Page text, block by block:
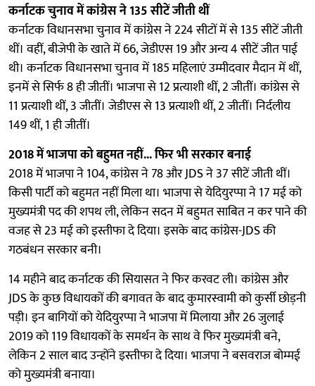
कर्नाटक चुनाव में कांग्रेस ने 135 सीटें जीती थीं
कर्नाटक विधानसभा चुनाव में कांग्रेस ने 224 सीटों में से 135 सीटें जीती
थीं। वहीं, बीजेपी के खाते में 66, जेडीएस 19 और अन्य 4 सीटें जीत पाई
थी। कर्नाटक विधानसभा चुनाव में 185 महिलाएं उम्मीदवार मैदान में थीं,
इनमें से सिर्फ 8 ही जीतीं। भाजपा से 12 प्रत्याशी थीं, 2 जीतीं। कांग्रेस से
11 प्रत्याशी थीं, 3 जीतीं। जेडीएस से 13 प्रत्याशी थीं, 2 जीतीं। निर्दलीय
149 थीं, 1 ही जीतीं।
2018 में भाजपा को बहुमत नहीं... फिर भी सरकार बनाई
2018 में भाजपा ने 104, कांग्रेस ने 78 और JDS ने 37 सीटें जीती थीं।
किसी पार्टी को बहुमत नहीं मिला था। भाजपा से येदियुरप्पा ने 17 मई को
मुख्यमंत्री पद की शपथ ली, लेकिन सदन में बहुमत साबित न कर पाने की
वजह से 23 मई को इस्तीफा दे दिया। इसके बाद कांग्रेस-JDS की
गठबंधन सरकार बनी।
14 महीने बाद कर्नाटक की सियासत ने फिर करवट ली। कांग्रेस और
JDS के कुछ विधायकों की बगावत के बाद कुमारस्वामी को कुर्सी छोड़नी
पड़ी। इन बागियों को येदियुरप्पा ने भाजपा में मिलाया और 26 जुलाई
2019 को 119 विधायकों के समर्थन के साथ वे फिर मुख्यमंत्री बने,
लेकिन 2 साल बाद उन्होंने इस्तीफा दे दिया। भाजपा ने बसवराज बोम्मई
को मुख्यमंत्री बनाया।